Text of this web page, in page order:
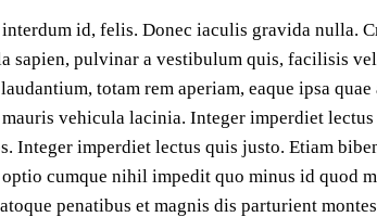
id, felis. Donec iaculis gravida nulla.
sapien, pulvinar a vestibulum quis, facilisis vel
totam rem aperiam, eaque ipsa
vehicula lacinia. Integer imperdiet lectus
Integer imperdiet lectus quis justo. Etiam
cumque nihil impedit quo minus id quod
penatibus et magnis dis parturient